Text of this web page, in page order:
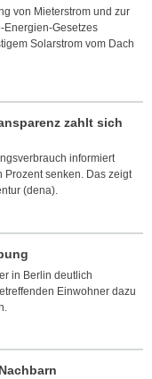
von Mieterstrom und zur
Energien-Gesetzes
Solarstrom vom Dach
zahlt sich
informiert
Prozent senken. Das zeigt
(dena).
in Berlin deutlich
Einwohner dazu